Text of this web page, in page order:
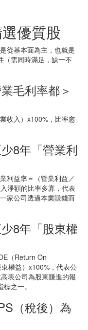
優質股
從基本面為主，也就是
（需同時滿足，缺一不
毛利率都＞
收入）x100%，比率愈
8年「營業利
利益率＝（營業利益／
淨額的比率多寡，代表
家公司透過本業賺錢而
8年「股東權
（Return On
權益）x100%，代表公
表公司為股東賺進的報
之一。
（稅後）為